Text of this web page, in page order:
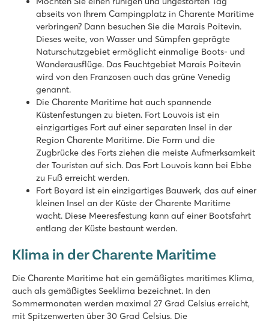
abseits von Ihrem Campingplatz in Charente Maritime
verbringen? Dann besuchen Sie die Marais Poitevin.
Dieses weite, von Wasser und Sümpfen geprägte
Naturschutzgebiet ermöglicht einmalige Boots- und
Wanderausflüge. Das Feuchtgebiet Marais Poitevin
wird von den Franzosen auch das grüne Venedig
genannt.
Die Charente Maritime hat auch spannende
Küstenfestungen zu bieten. Fort Louvois ist ein
einzigartiges Fort auf einer separaten Insel in der
Region Charente Maritime. Die Form und die
Zugbrücke des Forts ziehen die meiste Aufmerksamkeit
der Touristen auf sich. Das Fort Louvois kann bei Ebbe
zu Fuß erreicht werden.
Fort Boyard ist ein einzigartiges Bauwerk, das auf einer
kleinen Insel an der Küste der Charente Maritime
wacht. Diese Meeresfestung kann auf einer Bootsfahrt
entlang der Küste bestaunt werden.
Klima in der Charente Maritime
Die Charente Maritime hat ein gemäßigtes maritimes Klima,
auch als gemäßigtes Seeklima bezeichnet. In den
Sommermonaten werden maximal 27 Grad Celsius erreicht,
mit Spitzenwerten über 30 Grad Celsius. Die